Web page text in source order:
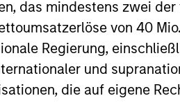
das mindestens zwei
von 40
Regierung,
und
die auf eigene
(wie
Fonds und separate
zusammengefasst. Das
eines verwalteten
Die besten 10% der